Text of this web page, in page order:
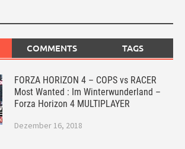
COMMENTS TAGS
FORZA HORIZON 4 – COPS vs RACER
Most Wanted : Im Winterwunderland –
Forza Horizon 4 MULTIPLAYER
Dezember 16, 2018